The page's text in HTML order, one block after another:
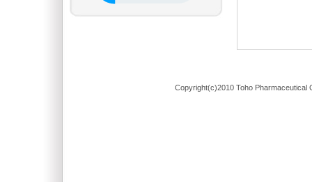
Copyright(c)2010 Toho Pharmaceutical